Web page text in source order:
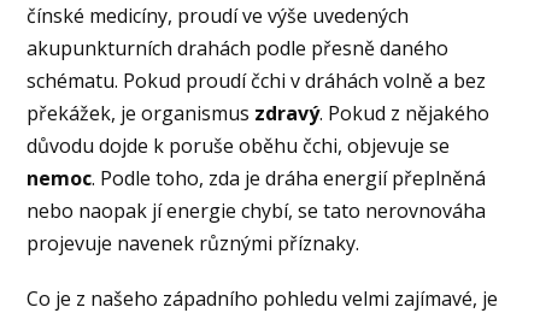
čínské medicíny, proudí ve výše uvedených
akupunkturních drahách podle přesně daného
schématu. Pokud proudí čchi v dráhách volně a bez
překážek, je organismus zdravý. Pokud z nějakého
důvodu dojde k poruše oběhu čchi, objevuje se
nemoc. Podle toho, zda je dráha energií přeplněná
nebo naopak jí energie chybí, se tato nerovnováha
projevuje navenek různými příznaky.
Co je z našeho západního pohledu velmi zajímavé, je